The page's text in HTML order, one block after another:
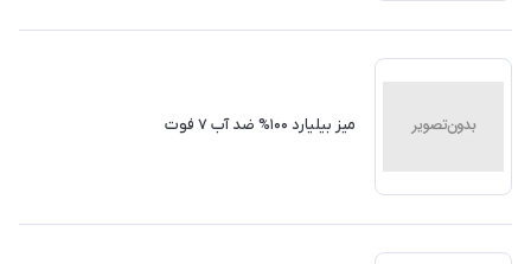
میز بیلیارد ۱۰۰% ضد آب ۷ فوت